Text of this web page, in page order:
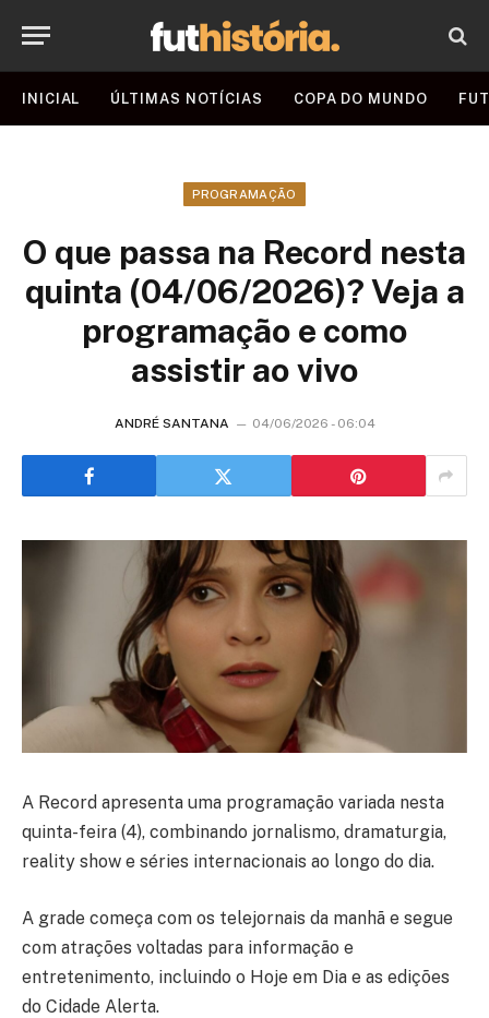
INICIAL ÚLTIMAS NOTÍCIAS COPA DO MUNDO
PROGRAMAÇÃO
O que passa na Record nesta
quinta (04/06/2026)? Veja a
programação e como
assistir ao vivo
ANDRÉ SANTANA 04/06/2026 - 06:04
A Record apresenta uma programação variada nesta
quinta-feira (4), combinando jornalismo, dramaturgia,
reality show e séries internacionais ao longo do dia.
A grade começa com os telejornais da manhã e segue
com atrações voltadas para informação e
entretenimento, incluindo o Hoje em Dia e as edições
do Cidade Alerta.